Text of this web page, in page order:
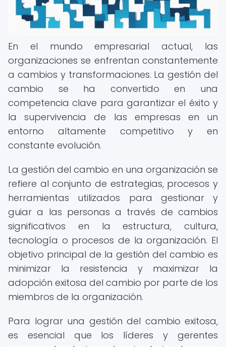
En el mundo empresarial actual, las
organizaciones se enfrentan constantemente
a cambios y transformaciones. La gestión del
cambio se ha convertido en una
competencia clave para garantizar el éxito y
la supervivencia de las empresas en un
entorno altamente competitivo y en
constante evolución.
La gestión del cambio en una organización se
refiere al conjunto de estrategias, procesos y
herramientas utilizados para gestionar y
guiar a las personas a través de cambios
significativos en la estructura, cultura,
tecnología o procesos de la organización. El
objetivo principal de la gestión del cambio es
minimizar la resistencia y maximizar la
adopción exitosa del cambio por parte de los
miembros de la organización.
Para lograr una gestión del cambio exitosa,
es esencial que los líderes y gerentes